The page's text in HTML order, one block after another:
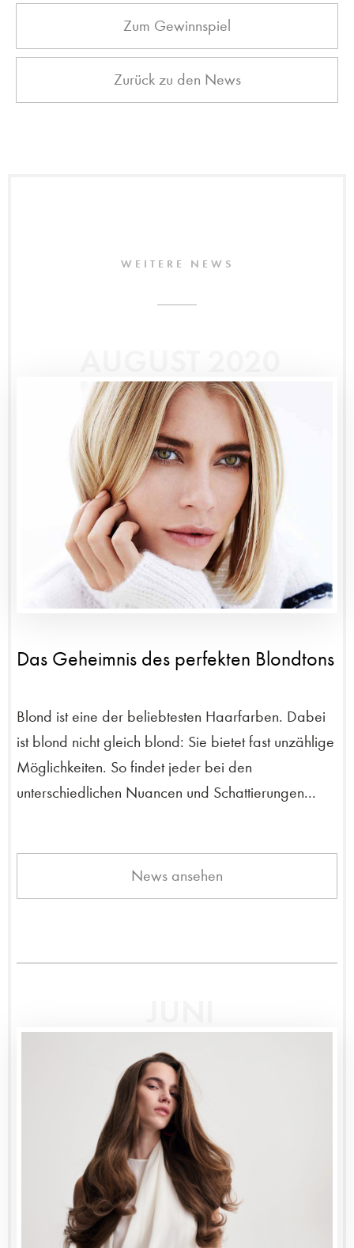
Zum Gewinnspiel
Zurück zu den News
WEITERE NEWS
Das Geheimnis des perfekten Blondtons
Blond ist eine der beliebtesten Haarfarben. Dabei
ist blond nicht gleich blond: Sie bietet fast unzählige
Möglichkeiten. So findet jeder bei den
unterschiedlichen Nuancen und Schattierungen...
News ansehen